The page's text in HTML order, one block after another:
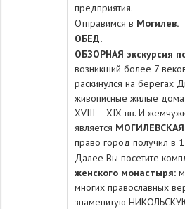
предприятия.
Отправимся в Могилев.
ОБЕД.
ОБЗОРНАЯ экскурсия
возникший более 7
раскинулся на берегах
живописные жилые дома
XVIII – XIX вв. И
является
право город получил в
Далее Вы посетите
женского монастыря:
многих православных
знаменитую